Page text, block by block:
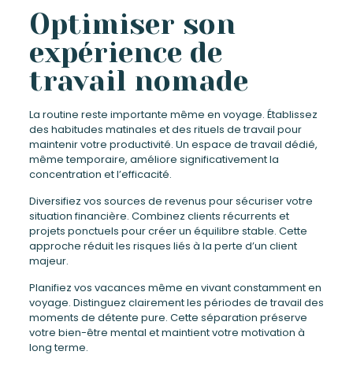
Optimiser son
expérience de
travail nomade
La routine reste importante même en voyage. Établissez
des habitudes matinales et des rituels de travail pour
maintenir votre productivité. Un espace de travail dédié,
même temporaire, améliore significativement la
concentration et l’efficacité.
Diversifiez vos sources de revenus pour sécuriser votre
situation financière. Combinez clients récurrents et
projets ponctuels pour créer un équilibre stable. Cette
approche réduit les risques liés à la perte d’un client
majeur.
Planifiez vos vacances même en vivant constamment en
voyage. Distinguez clairement les périodes de travail des
moments de détente pure. Cette séparation préserve
votre bien-être mental et maintient votre motivation à
long terme.